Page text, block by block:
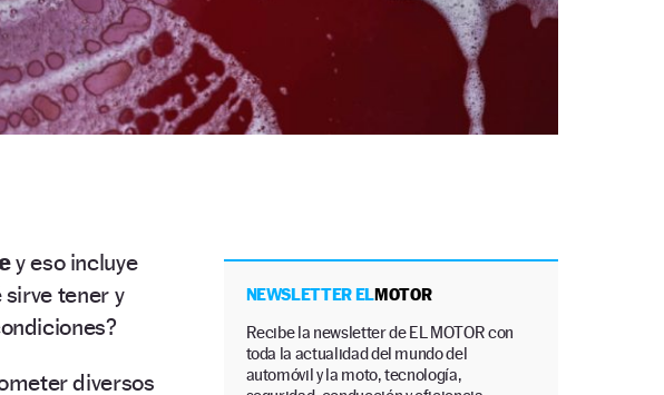
y eso incluye
tener y
diversos
NEWSLETTER ELMOTOR
Recibe la newsletter de EL MOTOR con
toda la actualidad del mundo del
automóvil y la moto, tecnología,